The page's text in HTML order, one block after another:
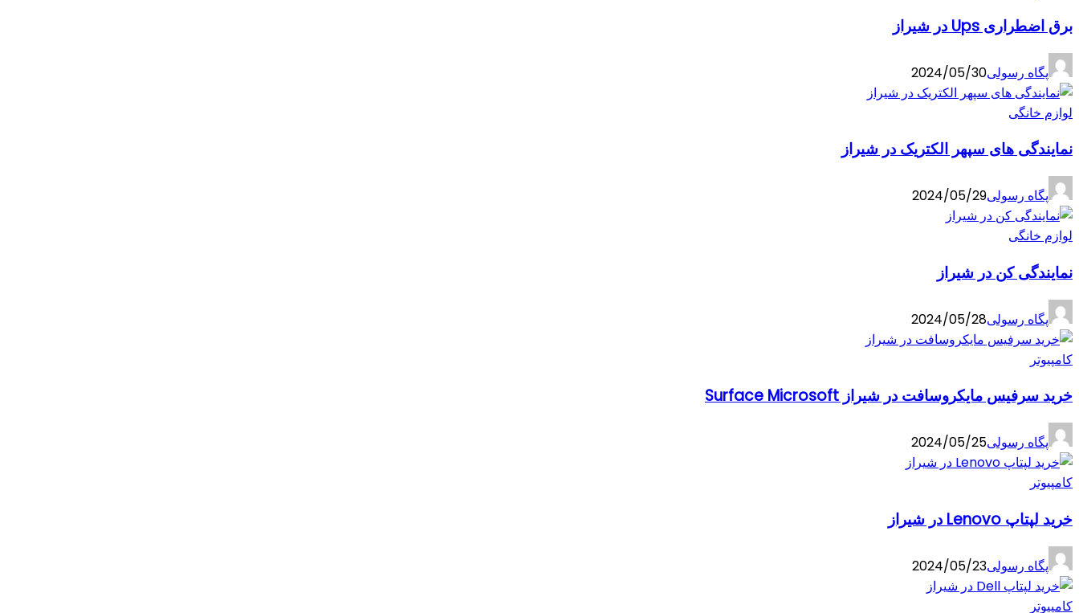
برق اضطراری Ups در شیراز
پگاه رسولی2024/05/30
لوازم خانگی
نمایندگی های سپهر الکتریک در شیراز
پگاه رسولی2024/05/29
لوازم خانگی
نمایندگی کن در شیراز
پگاه رسولی2024/05/28
کامپیوتر
خرید سرفیس مایکروسافت در شیراز Surface Microsoft
پگاه رسولی2024/05/25
کامپیوتر
خرید لپتاپ Lenovo در شیراز
پگاه رسولی2024/05/23
کامپیوتر